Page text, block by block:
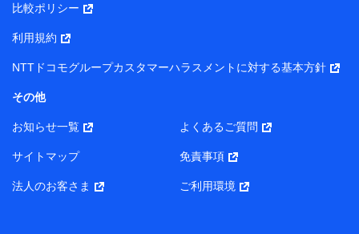
り）
株式会社NTTドコモ・フィナンシャルグループ 代表取締役
社長 廣井 孝史
東京都中央区日本橋人形町2-14-10 アーバンネット日本橋
株式会社ドコモ・インシュアランス 代表取締役社長 吉
村 忠義
また当社は、オンライン面談による保険のご相談にあたっ
比較ポリシー
利用規約
NTTドコモグループカスタマーハラスメントに対する基本方針
その他
お知らせ一覧 よくあるご質問
サイトマップ 免責事項
法人のお客さま ご利用環境